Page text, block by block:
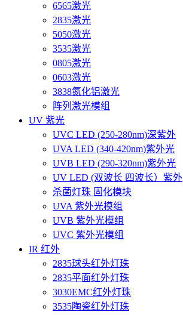
6565激光
2835激光
5050激光
3535激光
0805激光
0603激光
3838氮化铝激光
阵列激光模组
UV 紫光
UVC LED (250-280nm)深紫外
UVA LED (340-420nm)紫外光
UVB LED (290-320nm)紫外光
UV LED (双波长 四波长）紫外
杀菌灯珠 固化模块
UVA 紫外光模组
UVB 紫外光模组
UVC 紫外光模组
IR 红外
2835球头红外灯珠
2835平面红外灯珠
3030EMC红外灯珠
3535陶瓷红外灯珠